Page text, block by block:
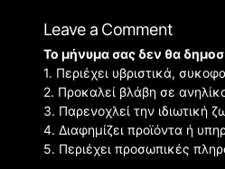
Leave a Comment
Το μήνυμα σας δεν θα
1. Περιέχει υβριστικά,
2. Προκαλεί βλάβη σε
3. Παρενοχλεί την ιδιωτική
4. Διαφημίζει προϊόντα ή
5. Περιέχει προσωπικές